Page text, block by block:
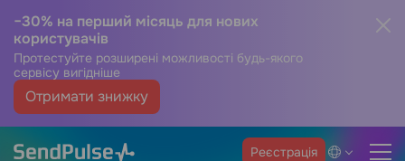
−30% на перший місяць для нових
користувачів
Протестуйте розширені можливості будь-якого
сервісу вигідніше
Отримати знижку
Реєстрація